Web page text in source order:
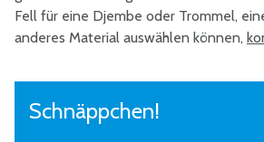
Fell für eine Djembe oder Trommel,
anderes Material auswählen können,
Schnäppchen!